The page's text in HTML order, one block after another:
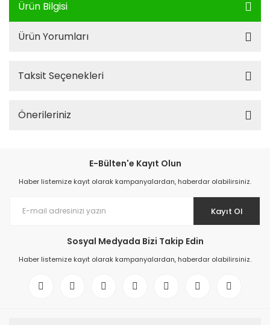
Ürün Bilgisi
Ürün Yorumları
Taksit Seçenekleri
Önerileriniz
E-Bülten'e Kayıt Olun
Haber listemize kayıt olarak kampanyalardan, haberdar olabilirsiniz.
Kayıt Ol
Sosyal Medyada Bizi Takip Edin
Haber listemize kayıt olarak kampanyalardan, haberdar olabilirsiniz.